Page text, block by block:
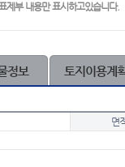
제부 내용만 표시하고있습니다.
정보 토지이용계
면